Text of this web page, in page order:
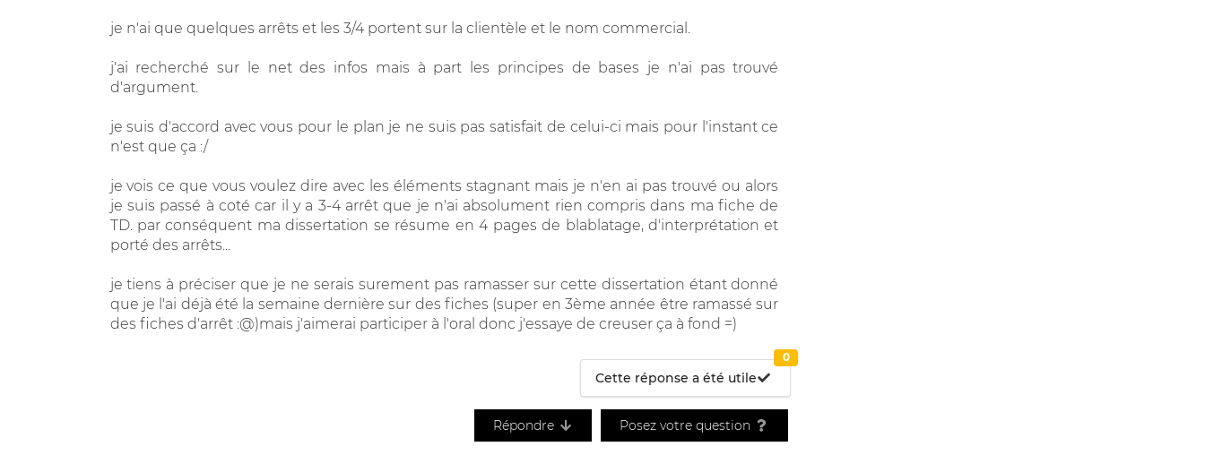
je n'ai que quelques arrêts et les 3/4 portent sur la clientèle et le nom commercial.
j'ai recherché sur le net des infos mais à part les principes de bases je n'ai pas trouvé
d'argument.
je suis d'accord avec vous pour le plan je ne suis pas satisfait de celui-ci mais pour l'instant ce
n'est que ça :/
je vois ce que vous voulez dire avec les éléments stagnant mais je n'en ai pas trouvé ou alors
je suis passé à coté car il y a 3-4 arrêt que je n'ai absolument rien compris dans ma fiche de
TD. par conséquent ma dissertation se résume en 4 pages de blablatage, d'interprétation et
porté des arrêts...
je tiens à préciser que je ne serais surement pas ramasser sur cette dissertation étant donné
que je l'ai déjà été la semaine dernière sur des fiches (super en 3ème année être ramassé sur
des fiches d'arrêt :@)mais j'aimerai participer à l'oral donc j'essaye de creuser ça à fond =)
Cette réponse a été utile
0
Répondre Posez votre question